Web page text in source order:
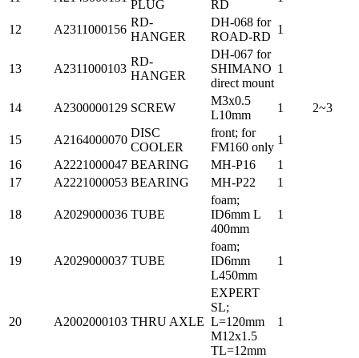
PLUG RD
12 A2311000156
RD-
HANGER
DH-068 for
ROAD-RD
1
13 A2311000103
RD-
HANGER
DH-067 for
SHIMANO
direct mount
1
14 A2300000129 SCREW
M3x0.5
L10mm
1 2~3
15 A2164000070
DISC
COOLER
front; for
FM160 only
1
16
A2221000047 BEARING MH-P16
1
17
A2221000053 BEARING MH-P22 1
18 A2029000036 TUBE
foam;
ID6mm L
400mm
1
19 A2029000037 TUBE
foam;
ID6mm
L450mm
1
20 A2002000103 THRU AXLE
EXPERT
SL;
L=120mm
M12x1.5
TL=12mm
1